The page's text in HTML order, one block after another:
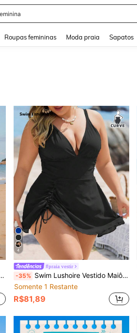
Roupas femininas Moda praia Sapatos
4
#praia vestir
-35% Swim Lushoire Vestido Maiô Plus Size Feminino Cor Sólida com Cordão Sexy para Cobrir
Somente 1 Restante
R$81,89